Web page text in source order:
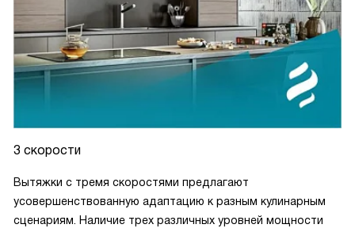
3 скорости
Вытяжки с тремя скоростями предлагают
усовершенствованную адаптацию к разным кулинарным
сценариям. Наличие трех различных уровней мощности